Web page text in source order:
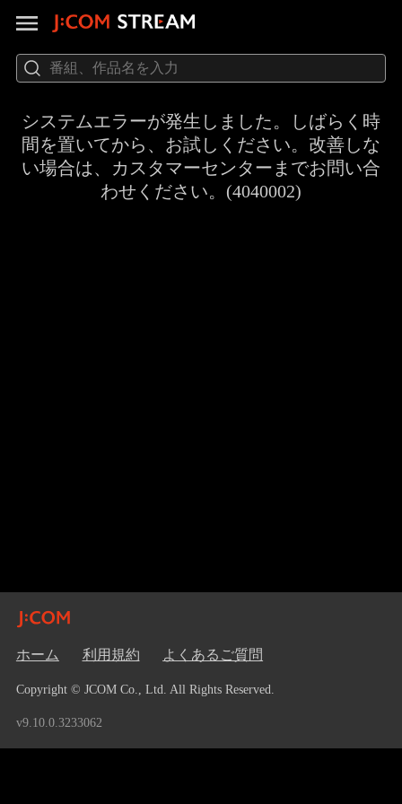
システムエラーが発生しました。しばらく時
間を置いてから、お試しください。改善しな
い場合は、カスタマーセンターまでお問い合
わせください。(4040002)
ホーム 利用規約 よくあるご質問
Copyright © JCOM Co., Ltd. All Rights Reserved.
v9.10.0.3233062